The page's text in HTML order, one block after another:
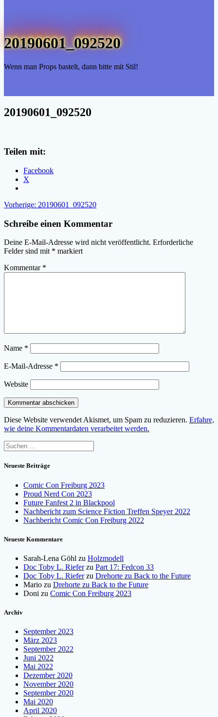
20190601_092520
Wenn man Props bastelt, dann bitte mit Stil!
20190601_092520
Teilen mit:
Facebook
X
Beitragsnavigation
Vorherige: Vorheriger
20190601_092520
Schreibe einen Kommentar
Deine E-Mail-Adresse wird nicht veröffentlicht. Erforderliche
Felder sind mit * markiert
Kommentar *
Name *
E-Mail-Adresse *
Website
Diese Website verwendet Akismet, um Spam zu reduzieren. Erfahre,
wie deine Kommentardaten verarbeitet werden.
Suchen
nach:
Neueste Beiträge
Comic Con Freiburg 2023
Proud Nerd Con 2023
Future Fanfest 2 in Blackpool
Nachbericht zum Science Fiction Treffen Speyer 2022
Nachbericht Comic Con Freiburg 2022
Neueste Kommentare
Sarah-Lena Göhl zu Holzmodell
Doc Toby L. Rieferzu Part 17: Fedcon 33
Doc Toby L. Rieferzu Drehorte zu Back to the Future
Mario zu Drehorte zu Back to the Future
Doni zu Comic Con Freiburg 2023
Archiv
September 2023
März 2023
September 2022
Juni 2022
Mai 2022
Dezember 2020
November 2020
September 2020
Mai 2020
April 2020